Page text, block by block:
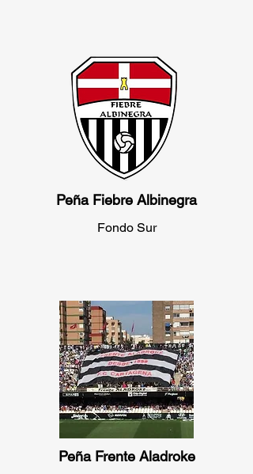
Peña Fiebre Albinegra
Fondo Sur
Peña Frente Aladroke